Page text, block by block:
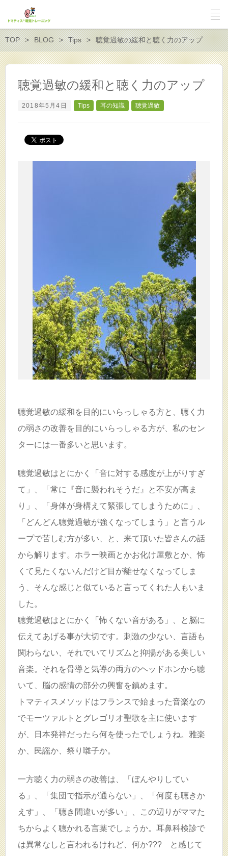
TOP BLOG Tips 聴覚過敏の緩和と聴く力のアップ
聴覚過敏の緩和と聴く力のアップ
2018年5月4日 Tips 耳の知識 聴覚過敏
聴覚過敏の緩和を目的にいらっしゃる方と、聴く力
の弱さの改善を目的にいらっしゃる方が、私のセン
ターには一番多いと思います。
聴覚過敏はとにかく「音に対する感度が上がりすぎ
て」、「常に『音に襲われそうだ』と不安が高ま
り」、「身体が身構えて緊張してしまうために」、
「どんどん聴覚過敏が強くなってしまう」と言うル
ープで苦しむ方が多い、と、来て頂いた皆さんの話
から解ります。ホラー映画とかお化け屋敷とか、怖
くて見たくないんだけど目が離せなくなってしま
う、そんな感じと似ていると言ってくれた人もいま
した。
聴覚過敏はとにかく「怖くない音がある」、と脳に
伝えてあげる事が大切です。刺激の少ない、言語も
関わらない、それでいてリズムと抑揚がある美しい
音楽。それを骨導と気導の両方のヘッドホンから聴
いて、脳の感情の部分の興奮を鎮めます。
トマティスメソッドはフランスで始まった音楽なの
でモーツァルトとグレゴリオ聖歌を主に使います
が、日本発祥だったら何を使ったでしょうね。雅楽
か、民謡か、祭り囃子か。
一方聴く力の弱さの改善は、「ぼんやりしてい
る」、「集団で指示が通らない」、「何度も聴きか
えす」、「聴き間違いが多い」、この辺りがママた
ちからよく聴かれる言葉でしょうか。耳鼻科検診で
は異常なしと言われるけれど、何か??? と感じて